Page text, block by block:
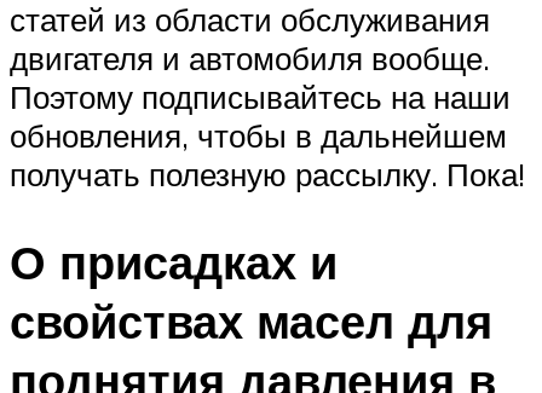
статей из области обслуживания
двигателя и автомобиля вообще.
Поэтому подписывайтесь на наши
обновления, чтобы в дальнейшем
получать полезную рассылку. Пока!
О присадках и
свойствах масел для
поднятия давления в